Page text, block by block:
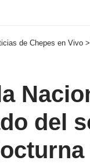
de Chepes en Vivo >
del